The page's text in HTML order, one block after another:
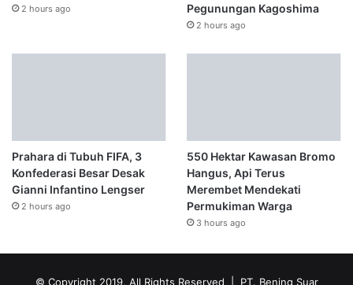
2 hours ago
Pegunungan Kagoshima
2 hours ago
Prahara di Tubuh FIFA, 3
Konfederasi Besar Desak
Gianni Infantino Lengser
2 hours ago
550 Hektar Kawasan Bromo
Hangus, Api Terus
Merembet Mendekati
Permukiman Warga
3 hours ago
© Copyright 2019, All Rights Reserved | PT. Bening Suar